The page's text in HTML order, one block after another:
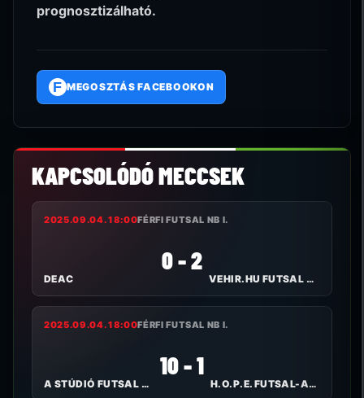
prognosztizálható.
F MEGOSZTÁS FACEBOOKON
KAPCSOLÓDÓ MECCSEK
2025.09.04. 18:00FÉRFI FUTSAL NB I.
DEAC
0 - 2
VEHIR.HU FUTSAL VESZPRÉM
2025.09.04. 18:00FÉRFI FUTSAL NB I.
A STÚDIÓ FUTSAL NYÍREGYHÁZA
10 - 1
H.O.P.E. FUTSAL-ALPASSPORT